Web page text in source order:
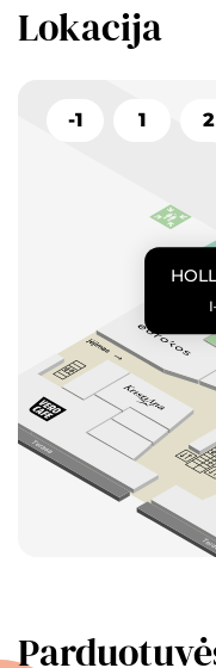
Lokacija
2
1
-1